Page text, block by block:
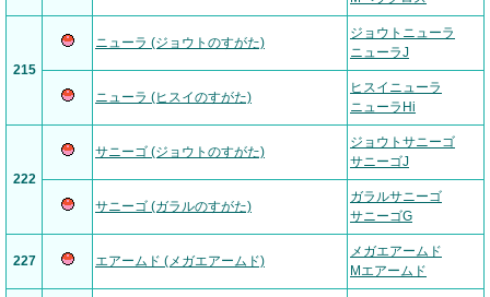
215
ニューラ (ジョウトのすがた)
ジョウトニューラ
ニューラJ
ニューラ (ヒスイのすがた)
ヒスイニューラ
ニューラHi
222
サニーゴ (ジョウトのすがた)
ジョウトサニーゴ
サニーゴJ
サニーゴ (ガラルのすがた)
ガラルサニーゴ
サニーゴG
227 エアームド (メガエアームド)
メガエアームド
Mエアームド